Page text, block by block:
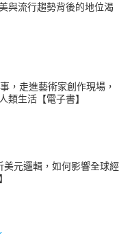
與流行趨勢背後的地位渴
，走進藝術家創作現場，
類生活【電子書】
元邏輯，如何影響全球經